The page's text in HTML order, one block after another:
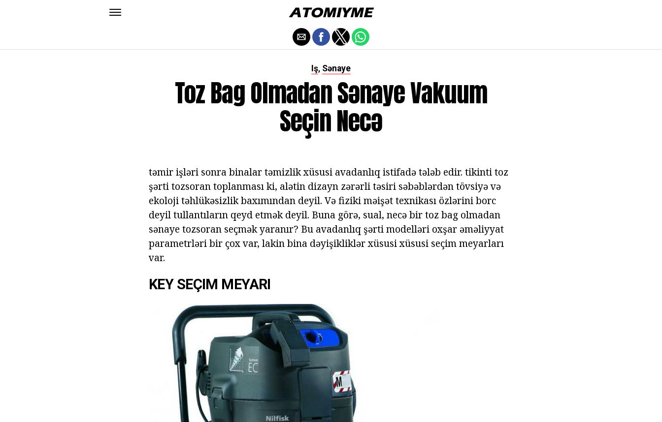
Iş, Sənaye
Toz Bag Olmadan Sənaye Vakuum
Seçin Necə
təmir işləri sonra binalar təmizlik xüsusi avadanlıq istifadə tələb edir. tikinti toz
şərti tozsoran toplanması ki, alətin dizayn zərərli təsiri səbəblərdən tövsiyə və
ekoloji təhlükəsizlik baxımından deyil. Və fiziki məişət texnikası özlərini borc
deyil tullantıların qeyd etmək deyil. Buna görə, sual, necə bir toz bag olmadan
sənaye tozsoran seçmək yaranır? Bu avadanlıq şərti modelləri oxşar əməliyyat
parametrləri bir çox var, lakin bina dəyişikliklər xüsusi xüsusi seçim meyarları
var.
KEY SEÇIM MEYARI